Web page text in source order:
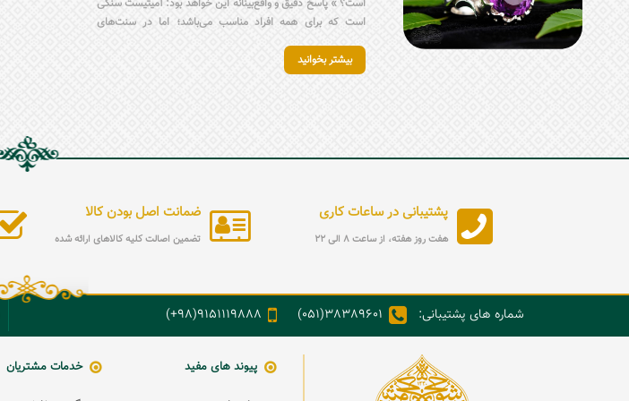
است؟ » پاسخ دقیق و واقع‌بینانه این خواهد بود: آمیتیست سنگی
است که برای همه افراد مناسب می‌باشد؛ اما در سنت‌های
متولدین ماه بهمن شناخته می‌شود. در این مطلب، متنی کامل،
جذاب و کاربردی پیش روی شما قرار دارد که ضمن معرفی
بیشتر بخوانید
پشتیبانی در ساعات کاری
هفت روز هفته، از ساعت 8 الی 22
ضمانت اصل بودن کالا
تضمین اصالت کلیه کالاهای ارائه شده
شماره های پشتیبانی: 38389601(051)
9151119888(98+)
پیوند های مفید خدمات مشتریان